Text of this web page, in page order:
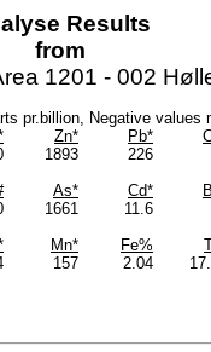
Results
from
1201 - 002
pr.billion, Negative values
Zn* Pb*
1893
226
As* Cd*
1661
11.6
Mn* Fe%
157 2.04